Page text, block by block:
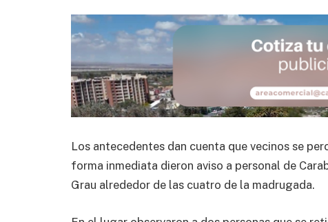
Los antecedentes dan cuenta que vecinos se
forma inmediata dieron aviso a personal de
Grau alrededor de las cuatro de la madrugada.